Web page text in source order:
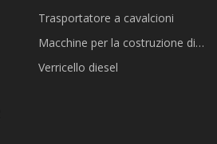
Trasportatore a cavalcioni
Macchine per la costruzione di
ponti
Verricello diesel